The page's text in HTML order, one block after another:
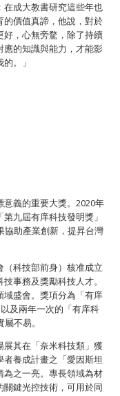
成大教書研究這些年也
的價值真諦，他說，對於
，心無旁騖，除了持續
的知識與能力，才能影
。」
意義的重要大獎。2020年
九屆有庠科技發明獎」
協助產業創新，提昇台灣
（科技部前身）核准成立
事務及獎勵科技人才。
盛會。獎項分為「有庠
及兩年一次的「有庠科
不易。
其在「奈米科技類」獲
養成計畫之「愛因斯坦
之一亮。專長領域為材
鍵光控技術，可用於同